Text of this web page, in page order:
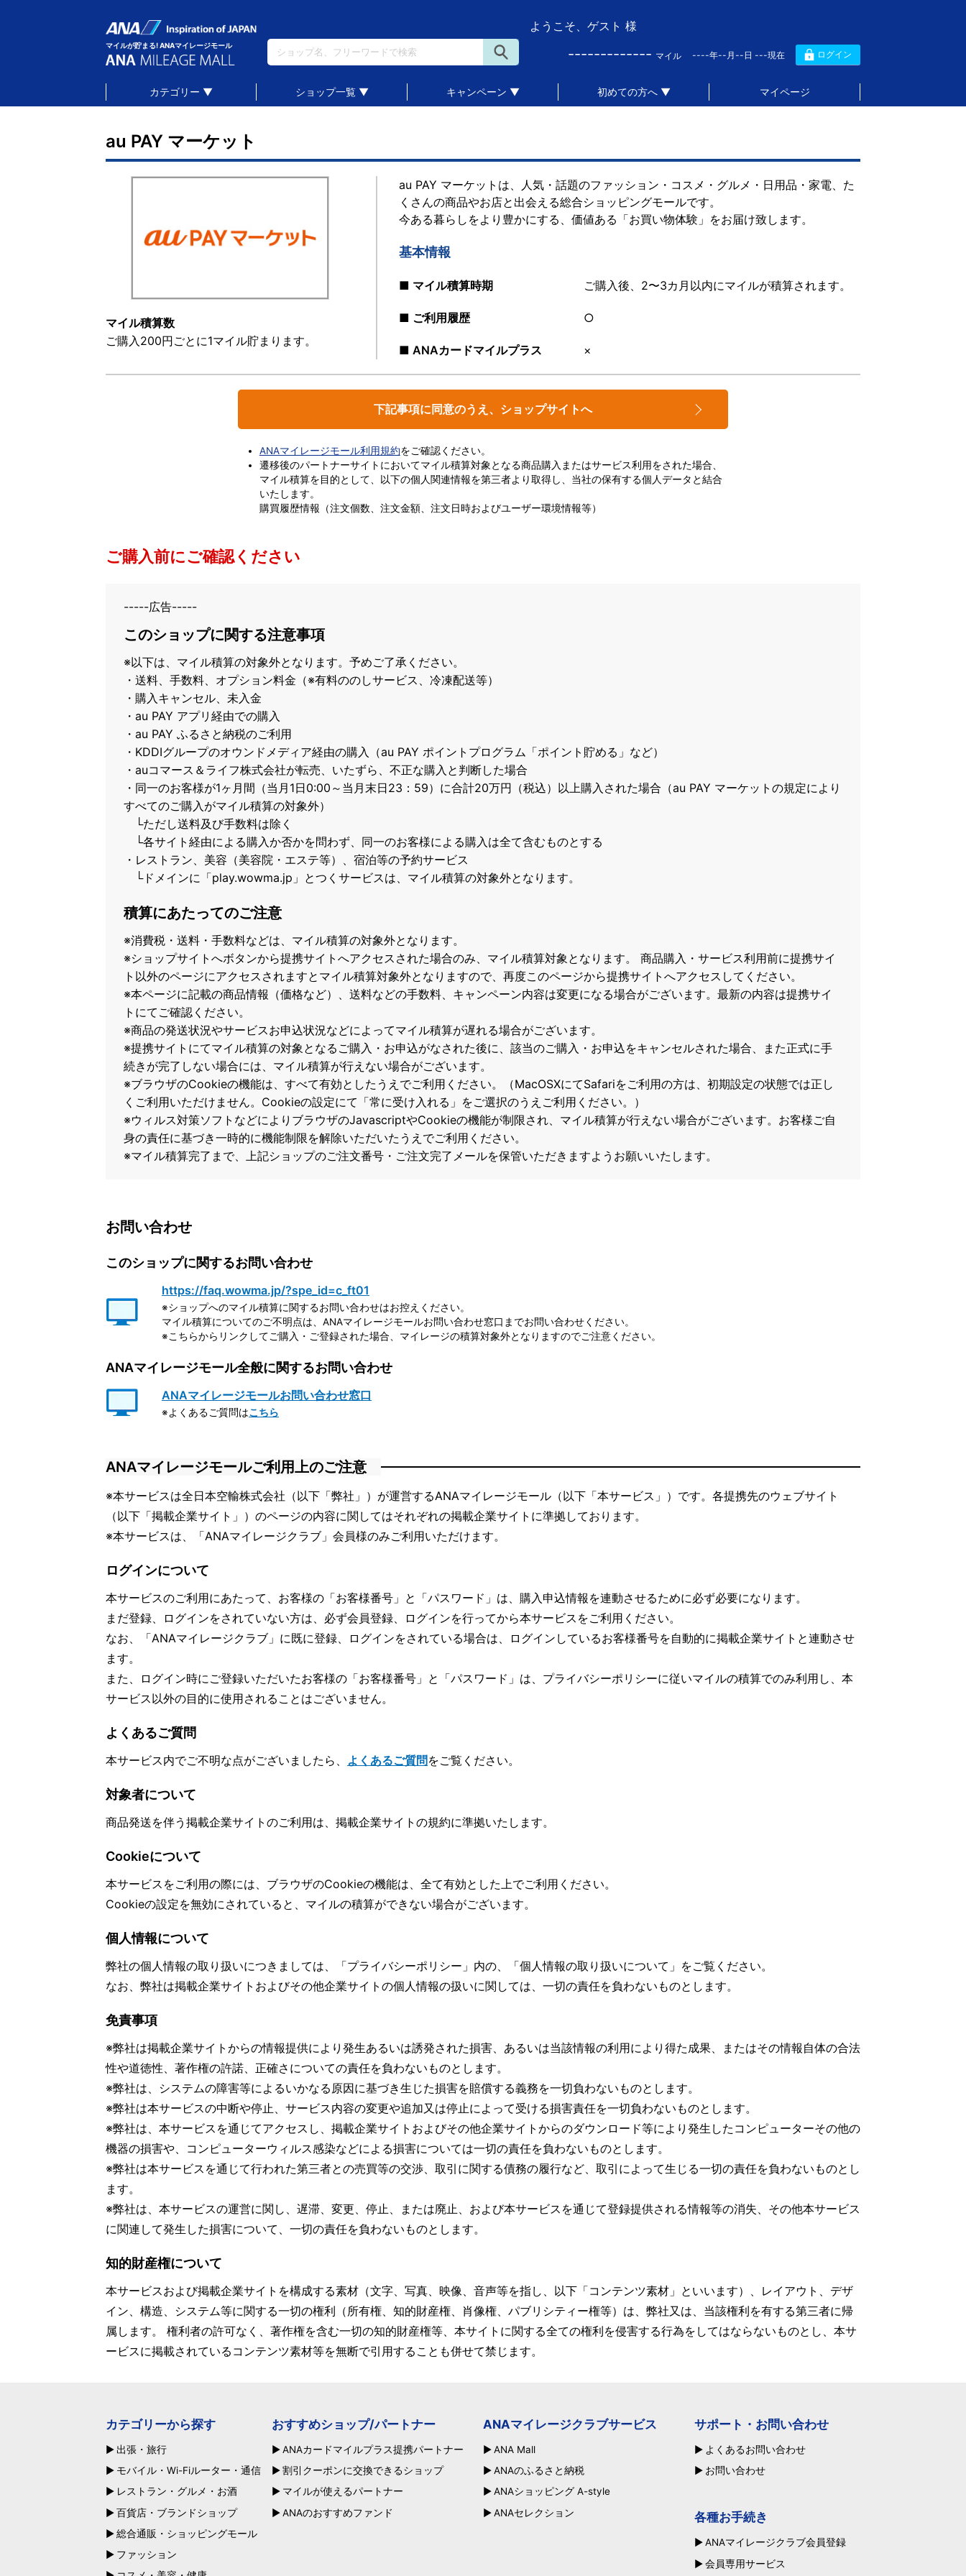
マイルが貯まる! ANAマイレージモール
ようこそ、ゲスト 様
------------- マイル ----年--月--日 ---現在 ログイン
カテゴリー ▼ ショップ一覧 ▼ キャンペーン ▼ 初めての方へ ▼ マイページ
au PAY マーケット
マイル積算数
ご購入200円ごとに1マイル貯まります。
au PAY マーケットは、人気・話題のファッション・コスメ・グルメ・日用品・家電、た
くさんの商品やお店と出会える総合ショッピングモールです。
今ある暮らしをより豊かにする、価値ある「お買い物体験」をお届け致します。
基本情報
■ マイル積算時期 ご購入後、2〜3カ月以内にマイルが積算されます。
■ ご利用履歴 ○
■ ANAカードマイルプラス ×
下記事項に同意のうえ、ショップサイトへ
ANAマイレージモール利用規約をご確認ください。
遷移後のパートナーサイトにおいてマイル積算対象となる商品購入またはサービス利用をされた場合、
マイル積算を目的として、以下の個人関連情報を第三者より取得し、当社の保有する個人データと結合
いたします。
購買履歴情報（注文個数、注文金額、注文日時およびユーザー環境情報等）
ご購入前にご確認ください
-----広告-----
このショップに関する注意事項
※以下は、マイル積算の対象外となります。予めご了承ください。
・送料、手数料、オプション料金（※有料ののしサービス、冷凍配送等）
・購入キャンセル、未入金
・au PAY アプリ経由での購入
・au PAY ふるさと納税のご利用
・KDDIグループのオウンドメディア経由の購入（au PAY ポイントプログラム「ポイント貯める」など）
・auコマース＆ライフ株式会社が転売、いたずら、不正な購入と判断した場合
・同一のお客様が1ヶ月間（当月1日0:00～当月末日23：59）に合計20万円（税込）以上購入された場合（au PAY マーケットの規定により
すべてのご購入がマイル積算の対象外）
└ただし送料及び手数料は除く
└各サイト経由による購入か否かを問わず、同一のお客様による購入は全て含むものとする
・レストラン、美容（美容院・エステ等）、宿泊等の予約サービス
└ドメインに「play.wowma.jp」とつくサービスは、マイル積算の対象外となります。
積算にあたってのご注意
※消費税・送料・手数料などは、マイル積算の対象外となります。
※ショップサイトへボタンから提携サイトへアクセスされた場合のみ、マイル積算対象となります。 商品購入・サービス利用前に提携サイ
ト以外のページにアクセスされますとマイル積算対象外となりますので、再度このページから提携サイトへアクセスしてください。
※本ページに記載の商品情報（価格など）、送料などの手数料、キャンペーン内容は変更になる場合がございます。最新の内容は提携サイ
トにてご確認ください。
※商品の発送状況やサービスお申込状況などによってマイル積算が遅れる場合がございます。
※提携サイトにてマイル積算の対象となるご購入・お申込がなされた後に、該当のご購入・お申込をキャンセルされた場合、また正式に手
続きが完了しない場合には、マイル積算が行えない場合がございます。
※ブラウザのCookieの機能は、すべて有効としたうえでご利用ください。（MacOSXにてSafariをご利用の方は、初期設定の状態では正し
くご利用いただけません。Cookieの設定にて「常に受け入れる」をご選択のうえご利用ください。）
※ウィルス対策ソフトなどによりブラウザのJavascriptやCookieの機能が制限され、マイル積算が行えない場合がございます。お客様ご自
身の責任に基づき一時的に機能制限を解除いただいたうえでご利用ください。
※マイル積算完了まで、上記ショップのご注文番号・ご注文完了メールを保管いただきますようお願いいたします。
お問い合わせ
このショップに関するお問い合わせ
https://faq.wowma.jp/?spe_id=c_ft01
※ショップへのマイル積算に関するお問い合わせはお控えください。
マイル積算についてのご不明点は、ANAマイレージモールお問い合わせ窓口までお問い合わせください。
※こちらからリンクしてご購入・ご登録された場合、マイレージの積算対象外となりますのでご注意ください。
ANAマイレージモール全般に関するお問い合わせ
ANAマイレージモールお問い合わせ窓口
※よくあるご質問はこちら
ANAマイレージモールご利用上のご注意
※本サービスは全日本空輸株式会社（以下「弊社」）が運営するANAマイレージモール（以下「本サービス」）です。各提携先のウェブサイト
（以下「掲載企業サイト」）のページの内容に関してはそれぞれの掲載企業サイトに準拠しております。
※本サービスは、「ANAマイレージクラブ」会員様のみご利用いただけます。
ログインについて
本サービスのご利用にあたって、お客様の「お客様番号」と「パスワード」は、購入申込情報を連動させるために必ず必要になります。
まだ登録、ログインをされていない方は、必ず会員登録、ログインを行ってから本サービスをご利用ください。
なお、「ANAマイレージクラブ」に既に登録、ログインをされている場合は、ログインしているお客様番号を自動的に掲載企業サイトと連動させ
ます。
また、ログイン時にご登録いただいたお客様の「お客様番号」と「パスワード」は、 プライバシーポリシーに従いマイルの積算でのみ利用し、本
サービス以外の目的に使用されることはございません。
よくあるご質問
本サービス内でご不明な点がございましたら、 よくあるご質問 をご覧ください。
対象者について
商品発送を伴う掲載企業サイトのご利用は、掲載企業サイトの規約に準拠いたします。
Cookieについて
本サービスをご利用の際には、ブラウザのCookieの機能は、全て有効とした上でご利用ください。
Cookieの設定を無効にされていると、マイルの積算ができない場合がございます。
個人情報について
弊社の個人情報の取り扱いにつきましては、「プライバシーポリシー」内の、「個人情報の取り扱いについて」をご覧ください。
なお、弊社は掲載企業サイトおよびその他企業サイトの個人情報の扱いに関しては、一切の責任を負わないものとします。
免責事項
※弊社は掲載企業サイトからの情報提供により発生あるいは誘発された損害、あるいは当該情報の利用により得た成果、またはその情報自体の合法
性や道徳性、著作権の許諾、正確さについての責任を負わないものとします。
※弊社は、システムの障害等によるいかなる原因に基づき生じた損害を賠償する義務を一切負わないものとします。
※弊社は本サービスの中断や停止、サービス内容の変更や追加又は停止によって受ける損害責任を一切負わないものとします。
※弊社は、本サービスを通じてアクセスし、掲載企業サイトおよびその他企業サイトからのダウンロード等により発生したコンピューターその他の
機器の損害や、コンピューターウィルス感染などによる損害については一切の責任を負わないものとします。
※弊社は本サービスを通じて行われた第三者との売買等の交渉、取引に関する債務の履行など、取引によって生じる一切の責任を負わないものとし
ます。
※弊社は、本サービスの運営に関し、遅滞、変更、停止、または廃止、および本サービスを通じて登録提供される情報等の消失、その他本サービス
に関連して発生した損害について、一切の責任を負わないものとします。
知的財産権について
本サービスおよび掲載企業サイトを構成する素材（文字、写真、映像、音声等を指し、以下「コンテンツ素材」といいます）、レイアウト、デザ
イン、構造、システム等に関する一切の権利（所有権、知的財産権、肖像権、パブリシティー権等）は、弊社又は、当該権利を有する第三者に帰
属します。 権利者の許可なく、著作権を含む一切の知的財産権等、本サイトに関する全ての権利を侵害する行為をしてはならないものとし、本サ
ービスに掲載されているコンテンツ素材等を無断で引用することも併せて禁じます。
カテゴリーから探す
出張・旅行
モバイル・Wi-Fiルーター・通信
レストラン・グルメ・お酒
百貨店・ブランドショップ
総合通販・ショッピングモール
ファッション
おすすめショップ/パートナー
ANAカードマイルプラス提携パートナー
割引クーポンに交換できるショップ
マイルが使えるパートナー
ANAのおすすめファンド
ANAマイレージクラブサービス
ANA Mall
ANAのふるさと納税
ANAショッピング A-style
ANAセレクション
サポート・お問い合わせ
よくあるお問い合わせ
お問い合わせ
各種お手続き
ANAマイレージクラブ会員登録
会員専用サービス